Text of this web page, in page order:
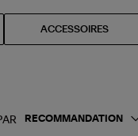
ACCESSOIRES